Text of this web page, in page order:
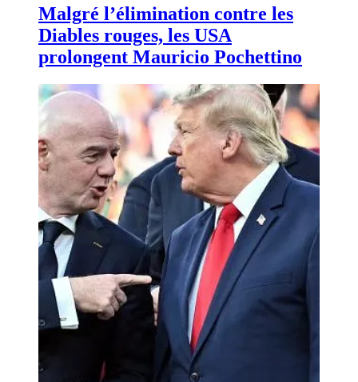
Malgré l’élimination contre les
Diables rouges, les USA
prolongent Mauricio Pochettino